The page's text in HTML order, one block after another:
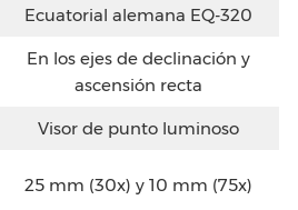
Ecuatorial alemana EQ-320
En los ejes de declinación y
ascensión recta
Visor de punto luminoso
25 mm (30x) y 10 mm (75x)